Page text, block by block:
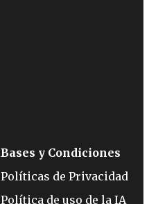
Bases y Condiciones
Políticas de Privacidad
Política de uso de la IA